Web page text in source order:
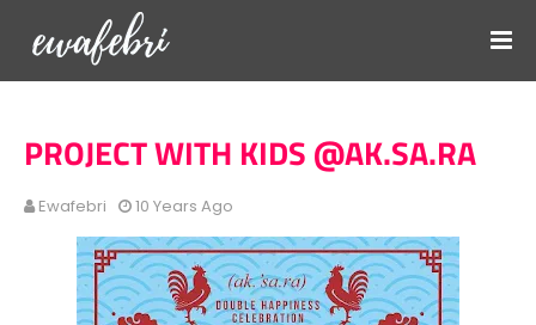
PROJECT WITH KIDS @AK.SA.RA
Ewafebri 10 Years Ago